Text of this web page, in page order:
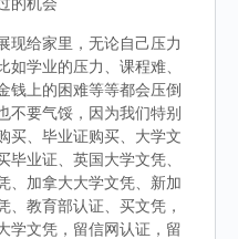
现给家里，无论自己压力
学业的压力、课程难、
钱上的困难等等都会压倒
不要气馁，因为我们特别
买、毕业证购买、大学文
业证、英国大学文凭、
、加拿大大学文凭、新加
、教育部认证、买文凭，
学文凭，留信网认证，留